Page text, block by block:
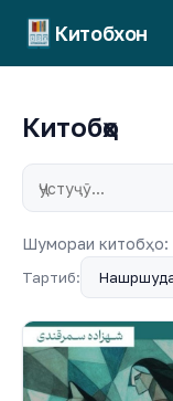
Китобхон
Китобҳо
Шумораи китобҳо:
Тартиб: